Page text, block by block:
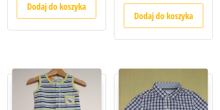
Dodaj do koszyka
Dodaj do koszyka